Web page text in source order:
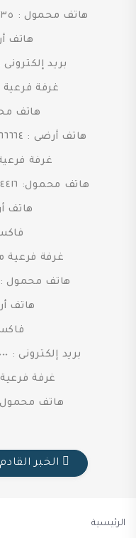
هاتف محمول : ٠١٠٠٤٧١٢١٩٦/٠١١٢٠٨٥٣١٦/٠١٢٢٤٠١٧٧٣٥
هاتف أرضى :
بريد إلكترونى : egypt.kfr@gmail.com
غرفة
هاتف محمول :
هاتف أرضى : ٠٨٢٢٣٦٦٦٦٤ – فاكس : ٠٨٢٢٣٦٦٦٦٤
غرفة
هاتف محمول: ٠١٠١٣٦٨٨٢٠٨/٠١٠٦٦٧٩٩٢١٢/٠١٢٠٠٣٦٤٤١٦
هاتف أرضى :
فاكس :
غرفة فرعية
هاتف محمول : ٠١٢٢٨٢٠٨٥٨٣/٠١٠٠٩٨٩٨٢٣٥
هاتف أرضى :
فاكس :
بريد إلكترونى : dukescience٢٠٠٠@gmail.com
غرفة
هاتف محمول : ٠١٢٢٨٠٨٨١٧٦/
الخبر القادم
الرئيسية